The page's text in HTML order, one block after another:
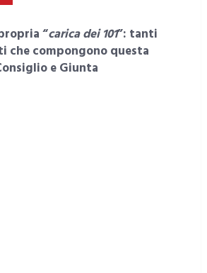
“carica dei 101”: tanti
che compongono questa
e Giunta